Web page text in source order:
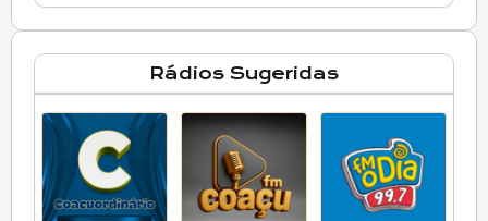
Rádios Sugeridas